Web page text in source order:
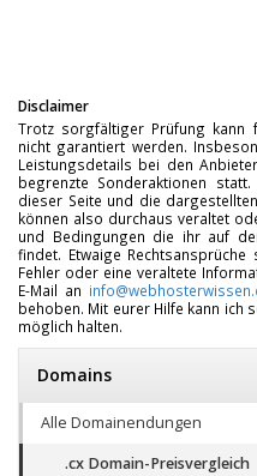
Disclaimer
Trotz sorgfältiger Prüfung kann
nicht garantiert werden.
Leistungsdetails bei den
begrenzte Sonderaktionen
dieser Seite und die
können also durchaus veraltet
und Bedingungen die ihr auf
findet. Etwaige
Fehler oder eine veraltete
E-Mail an
behoben. Mit eurer Hilfe kann ich
möglich halten.
Domains
Alle Domainendungen
.cx Domain-Preisvergleich